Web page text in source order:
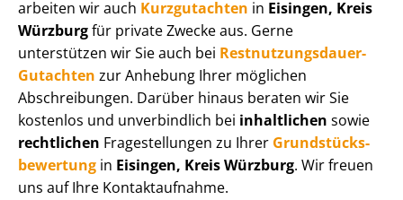
arbeiten wir auch Kurzgutachten in Eisingen, Kreis
Würzburgfür private Zwecke aus. Gerne
unterstützen wir Sie auch bei Rest­nut­zungs­dau­er-
Gutachten zur Anhebung Ihrer möglichen
Abschreibungen. Darüber hinaus beraten wir Sie
kostenlos und unverbindlich bei inhaltlichen sowie
rechtlichen Fragestellungen zu Ihrer Grund­stücks­
be­wer­tung in Eisingen, Kreis Würzburg. Wir freuen
uns auf Ihre Kontaktaufnahme.